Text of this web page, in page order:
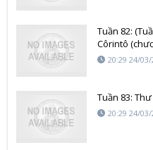
Tuần 82:
Côrintô
20:29 24/
Tuần 83:
20:29 24/